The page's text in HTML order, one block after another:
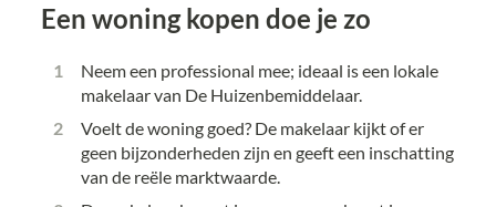
Een woning kopen doe je zo
Neem een professional mee; ideaal is een lokale
makelaar van De Huizenbemiddelaar.
Voelt de woning goed? De makelaar kijkt of er
geen bijzonderheden zijn en geeft een inschatting
van de reële marktwaarde.